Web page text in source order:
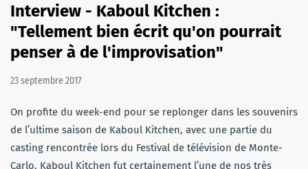
Interview - Kaboul Kitchen :
"Tellement bien écrit qu'on pourrait
penser à de l'improvisation"
23 septembre 2017
On profite du week-end pour se replonger dans les souvenirs
de l’ultime saison de Kaboul Kitchen, avec une partie du
casting rencontrée lors du Festival de télévision de Monte-
Carlo. Kaboul Kitchen fut certainement l’une de nos très